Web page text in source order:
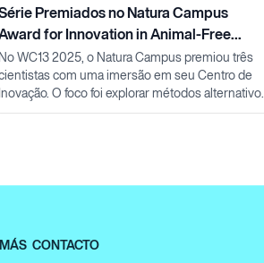
Premiados no Natura Campus
for Innovation in Animal-Free
Methods: Pesquisadora Julia Carnelós
No WC13 2025, o Natura Campus premiou três
com uma imersão em seu Centro de
Inovação. O foco foi explorar métodos
ao uso de animais e discutir futuras parcerias em
CONTACTO